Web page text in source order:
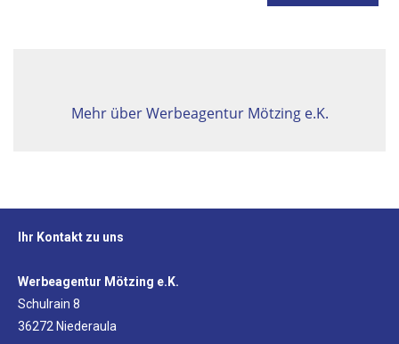
Mehr über Werbeagentur Mötzing e.K.
Ihr Kontakt zu uns
Werbeagentur Mötzing e.K.
Schulrain 8
36272 Niederaula